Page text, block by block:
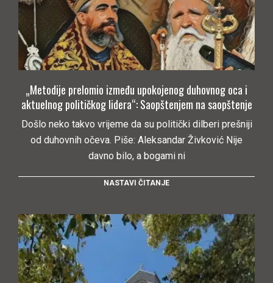
„Metodije prelomio između upokojenog duhovnog oca i
aktuelnog političkog lidera“: Saopštenjem na saopštenje
Došlo neko takvo vrijeme da su politički dilberi prešniji
od duhovnih očeva. Piše: Aleksandar Živković Nije
davno bilo, a bogami ni
NASTAVI ČITANJE